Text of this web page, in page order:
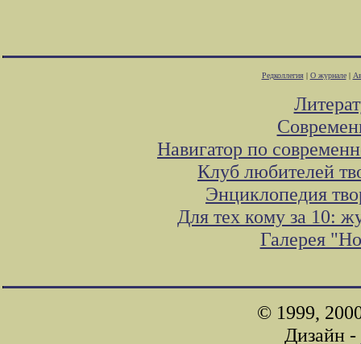
Редколлегия| О журнале|
Навигатор по
Клуб любителей
Энциклопедия
Для тех кому за 10:
Галерея
© 1999,
Дизайн -